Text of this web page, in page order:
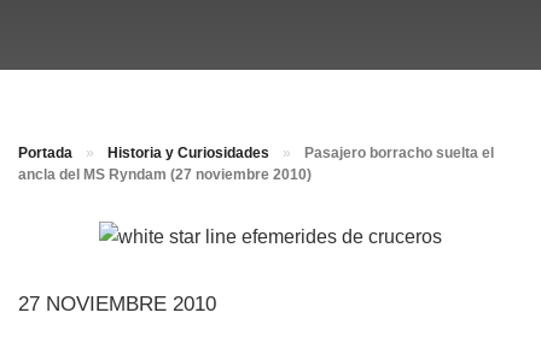
Portada » Historia y Curiosidades »
Pasajero borracho suelta el
ancla del MS Ryndam (27 noviembre 2010)
27 NOVIEMBRE 2010